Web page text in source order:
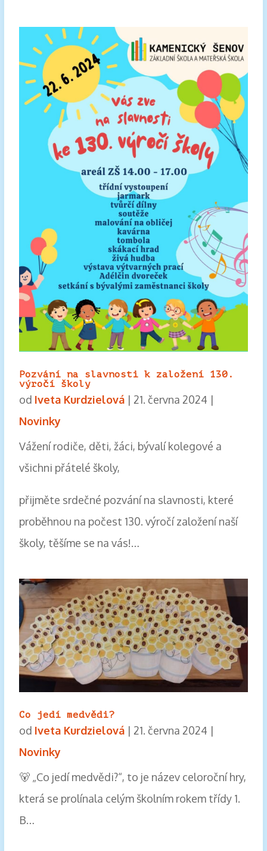
Pozvání na slavnosti k založení 130.
výročí školy
od Iveta Kurdzielová| 21. června 2024 |
Novinky
Vážení rodiče, děti, žáci, bývalí kolegové a
všichni přátelé školy,
přijměte srdečné pozvání na slavnosti, které
proběhnou na počest 130. výročí založení naší
školy, těšíme se na vás!…
Co jedí medvědi?
od Iveta Kurdzielová| 21. června 2024 |
Novinky
🐻 „Co jedí medvědi?“, to je název celoroční hry,
která se prolínala celým školním rokem třídy 1.
B…